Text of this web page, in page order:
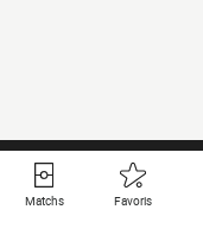
Matchs Favoris